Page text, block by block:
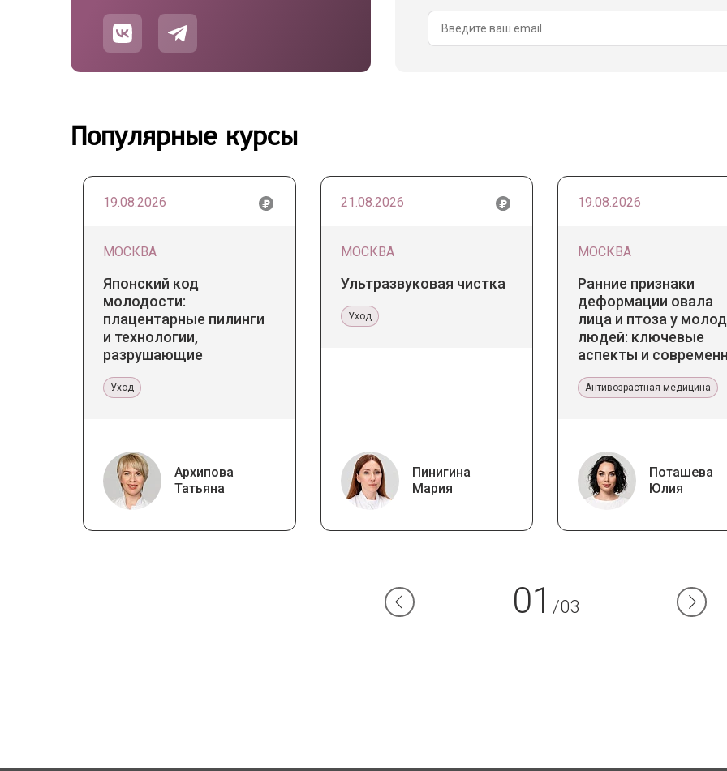
Популярные курсы
19.08.2026
МОСКВА
Японский код
молодости:
плацентарные пилинги
и технологии,
разрушающие
Уход
Архипова
Татьяна
21.08.2026
МОСКВА
Ультразвуковая чистка
Уход
Пинигина
Мария
19.08.2026
МОСКВА
Ранние признаки
деформации овала
лица и птоза у
людей: ключевые
аспекты и
Антивозрастная медицина
Поташева
Юлия
01 /03